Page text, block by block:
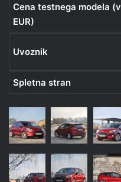
Cena testnega modela (v
EUR)
Uvoznik
Spletna stran